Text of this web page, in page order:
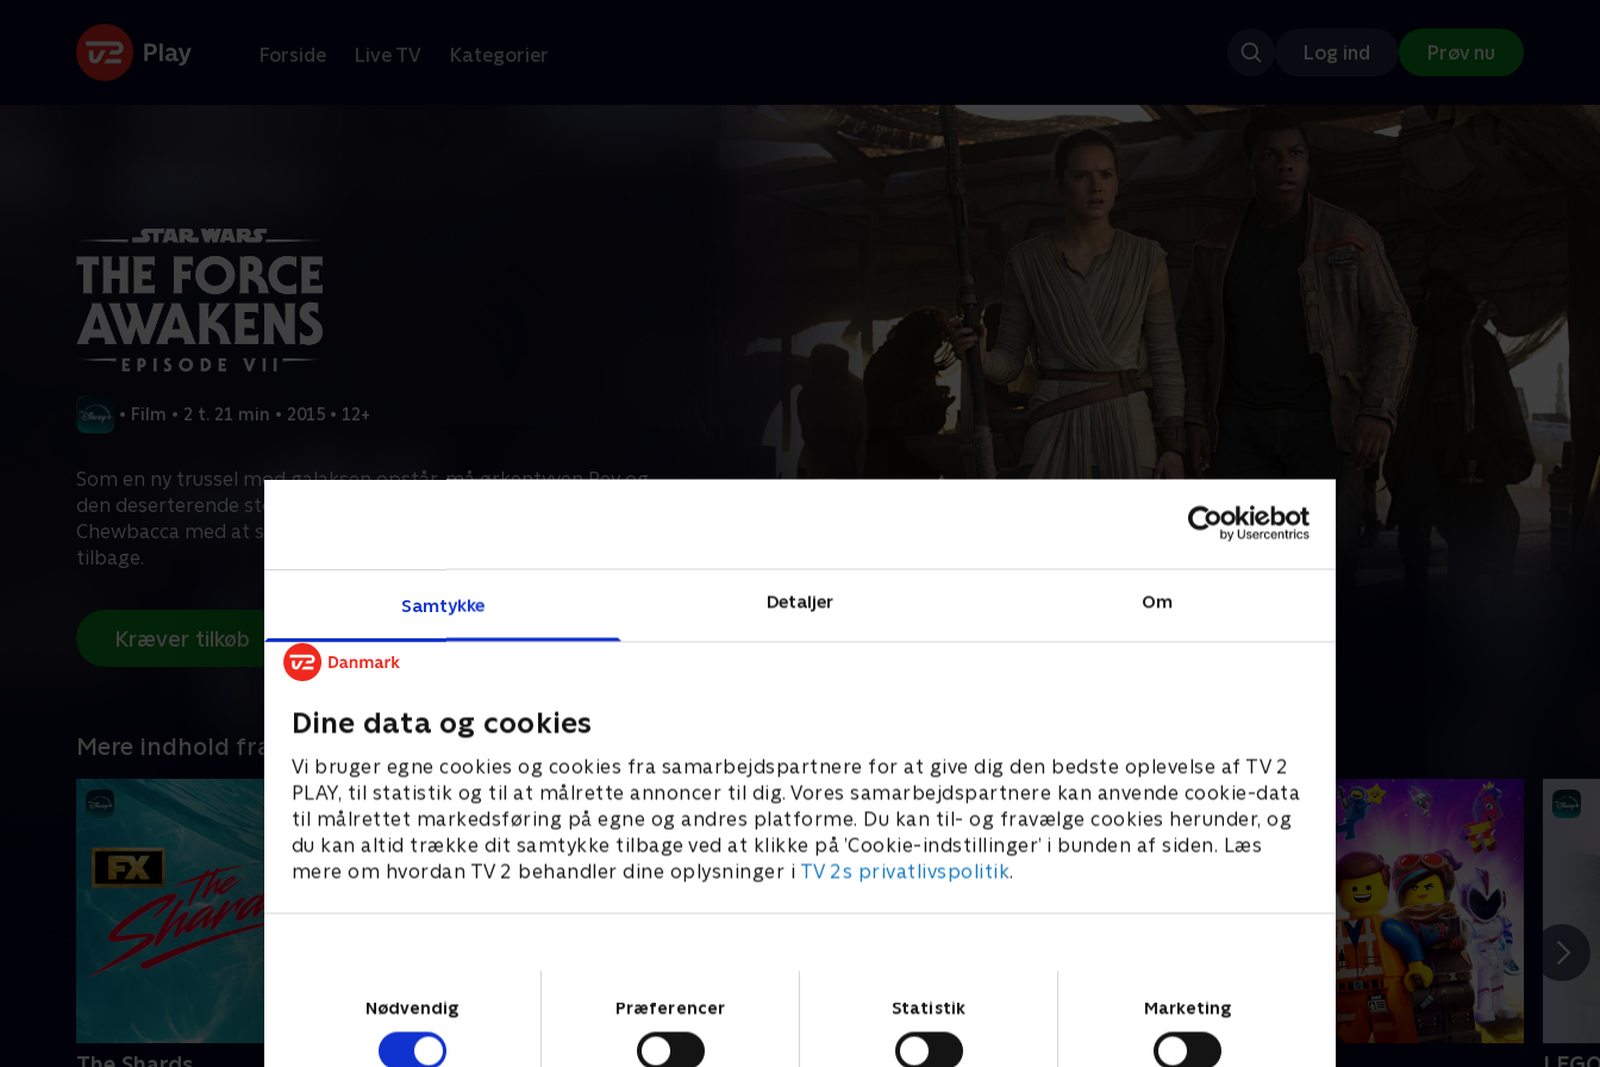
Samtykke Detaljer Om
Dine data og cookies
Vi bruger egne cookies og cookies fra samarbejdspartnere for at give dig den bedste oplevelse af TV 2
PLAY, til statistik og til at målrette annoncer til dig. Vores samarbejdspartnere kan anvende cookie-data
til målrettet markedsføring på egne og andres platforme. Du kan til- og fravælge cookies herunder, og
du kan altid trække dit samtykke tilbage ved at klikke på ’Cookie-indstillinger’ i bunden af siden. Læs
mere om hvordan TV 2 behandler dine oplysninger i TV 2s privatlivspolitik.
Nødvendig
Præferencer Statistik Marketing
Forside Live TV Kategorier Log ind Prøv nu
• Film • 2 t. 21 min • 2015 • 12+
Som en ny trussel mod galaksen opstår, må ørkentyven Rey og
den deserterende stormsoldat Finn hjælpe Han Solo og
Chewbacca med at søge efter den eneste, der kan bringe freden
tilbage.
Kræver tilkøb
Mere indhold fra Disney+